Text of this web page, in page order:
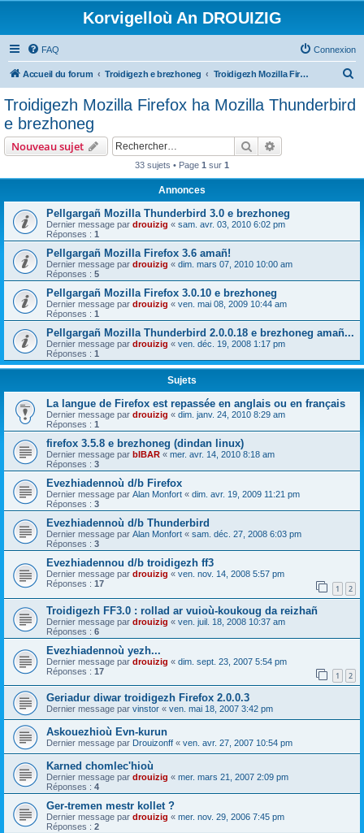
Korvigelloù An DROUIZIG
FAQ Connexion
Accueil du forum Troidigezh e brezhoneg Troidigezh Mozilla Firefox ha Mozilla Thunderbird e brezhoneg
Troidigezh Mozilla Firefox ha Mozilla Thunderbird
e brezhoneg
Nouveau sujet Rechercher
33 sujets • Page 1 sur 1
Annonces
Pellgargañ Mozilla Thunderbird 3.0 e brezhoneg
Dernier message par drouizig « sam. avr. 03, 2010 6:02 pm
Réponses : 1
Pellgargañ Mozilla Firefox 3.6 amañ!
Dernier message par drouizig « dim. mars 07, 2010 10:00 am
Réponses : 5
Pellgargañ Mozilla Firefox 3.0.10 e brezhoneg
Dernier message par drouizig « ven. mai 08, 2009 10:44 am
Réponses : 1
Pellgargañ Mozilla Thunderbird 2.0.0.18 e brezhoneg amañ...
Dernier message par drouizig « ven. déc. 19, 2008 1:17 pm
Réponses : 1
Sujets
La langue de Firefox est repassée en anglais ou en français
Dernier message par drouizig « dim. janv. 24, 2010 8:29 am
Réponses : 1
firefox 3.5.8 e brezhoneg (dindan linux)
Dernier message par bIBAR « mer. avr. 14, 2010 8:18 am
Réponses : 3
Evezhiadennoù d/b Firefox
Dernier message par Alan Monfort « dim. avr. 19, 2009 11:21 pm
Réponses : 3
Evezhiadennoù d/b Thunderbird
Dernier message par Alan Monfort « sam. déc. 27, 2008 6:03 pm
Réponses : 3
Evezhiadennou d/b troidigezh ff3
Dernier message par drouizig « ven. nov. 14, 2008 5:57 pm
Réponses : 17 1 2
Troidigezh FF3.0 : rollad ar vuioù-koukoug da reizhañ
Dernier message par drouizig « ven. juil. 18, 2008 10:37 am
Réponses : 6
Evezhiadennoù yezh...
Dernier message par drouizig « dim. sept. 23, 2007 5:54 pm
Réponses : 17 1 2
Geriadur diwar troidigezh Firefox 2.0.0.3
Dernier message par vinstor « ven. mai 18, 2007 3:42 pm
Askouezhioù Evn-kurun
Dernier message par Drouizonff « ven. avr. 27, 2007 10:54 pm
Karned chomlec'hioù
Dernier message par drouizig « mer. mars 21, 2007 2:09 pm
Réponses : 4
Ger-tremen mestr kollet ?
Dernier message par drouizig « mer. nov. 29, 2006 7:45 pm
Réponses : 2